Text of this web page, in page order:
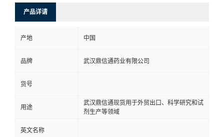
产品详请
产地 中国
品牌 武汉鼎信通药业有限公司
货号
用途
武汉鼎信通现货用于外贸出口、科学研究和试
剂生产等领域
英文名称